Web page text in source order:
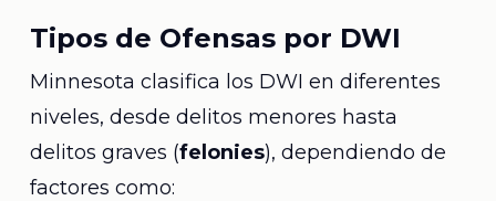
Tipos de Ofensas por DWI
Minnesota clasifica los DWI en diferentes
niveles, desde delitos menores hasta
delitos graves (felonies), dependiendo de
factores como: